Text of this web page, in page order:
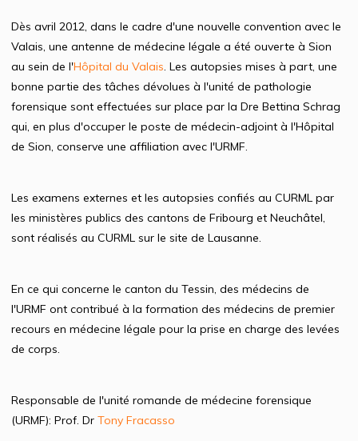
Dès avril 2012, dans le cadre d'une nouvelle convention avec le
Valais, une antenne de médecine légale a été ouverte à Sion
au sein de l'Hôpital du Valais. Les autopsies mises à part, une
bonne partie des tâches dévolues à l'unité de pathologie
forensique sont effectuées sur place par la Dre Bettina Schrag
qui, en plus d'occuper le poste de médecin-adjoint à l'Hôpital
de Sion, conserve une affiliation avec l'URMF.
Les examens externes et les autopsies confiés au CURML par
les ministères publics des cantons de Fribourg et Neuchâtel,
sont réalisés au CURML sur le site de Lausanne.
En ce qui concerne le canton du Tessin, des médecins de
l'URMF ont contribué à la formation des médecins de premier
recours en médecine légale pour la prise en charge des levées
de corps.
Responsable de l'unité romande de médecine forensique
(URMF): Prof. Dr Tony Fracasso